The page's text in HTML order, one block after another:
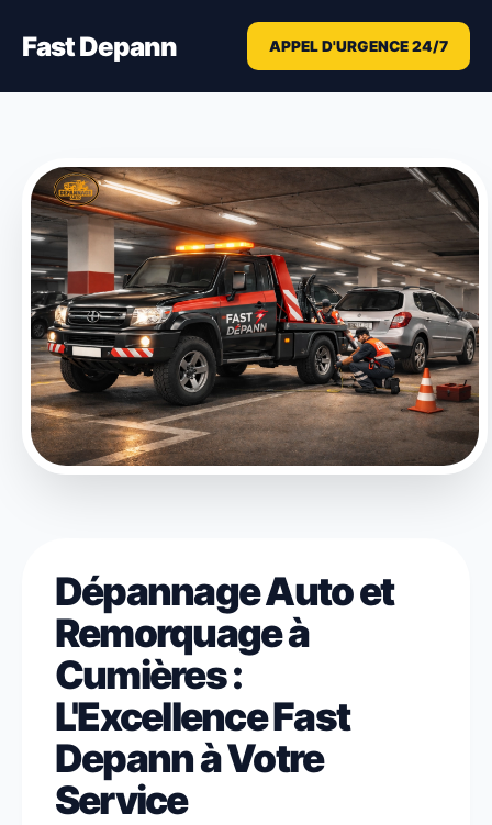
Fast Depann APPEL D'URGENCE 24/7
Dépannage Auto et
Remorquage à
Cumières :
L'Excellence Fast
Depann à Votre
Service